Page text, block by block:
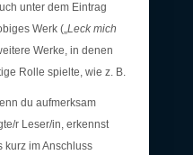
unter dem Eintrag
Werk („Leck mich
Werke, in denen
Rolle spielte, wie z. B.
du aufmerksam
r Leser/in, erkennst
kurz im Anschluss